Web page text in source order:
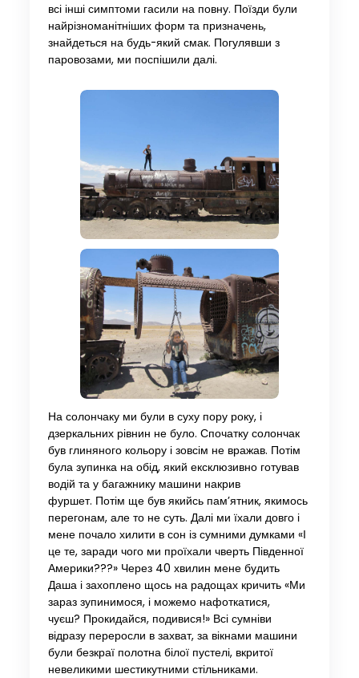
всі інші симптоми гасили на повну. Поїзди були
найрізноманітніших форм та призначень,
знайдеться на будь-який смак. Погулявши з
паровозами, ми поспішили далі.
На солончаку ми були в суху пору року, і
дзеркальних рівнин не було. Спочатку солончак
був глиняного кольору і зовсім не вражав. Потім
була зупинка на обід, який ексклюзивно готував
водій та у багажнику машини накрив
фуршет. Потім ще був якийсь пам’ятник, якимось
перегонам, але то не суть. Далі ми їхали довго і
мене почало хилити в сон із сумними думками «І
це те, заради чого ми проїхали чверть Південної
Америки???» Через 40 хвилин мене будить
Даша і захоплено щось на радощах кричить «Ми
зараз зупинимося, і можемо нафоткатися,
чуєш? Прокидайся, подивися!» Всі сумніви
відразу переросли в захват, за вікнами машини
були безкраї полотна білої пустелі, вкритої
невеликими шестикутними стільниками.